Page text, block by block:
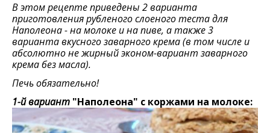
В этом рецепте приведены 2 варианта
приготовления рубленого слоеного теста для
Наполеона - на молоке и на пиве, а также 3
варианта вкусного заварного крема (в том числе и
абсолютно не жирный эконом-вариант заварного
крема без масла).
Печь обязательно!
1-й вариант "Наполеона" с коржами на молоке: